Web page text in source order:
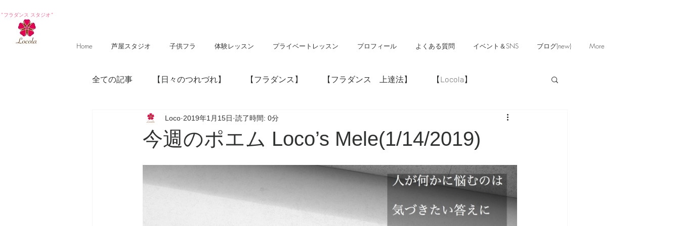
*フラダンス スタジオ*
Home 芦屋スタジオ 子供フラ 体験レッスン プライベートレッスン プロフィール よくある質問 イベント＆SNS ブログ(new) More
全ての記事 【日々のつれづれ】 【フラダンス】 【フラダンス 上達法】 【Locola】
【photography 】 【poem】 【神社・仏閣】
今週のポエム Loco’s Mele(1/14/2019)
Loco 2019年1月15日 読了時間: 0分